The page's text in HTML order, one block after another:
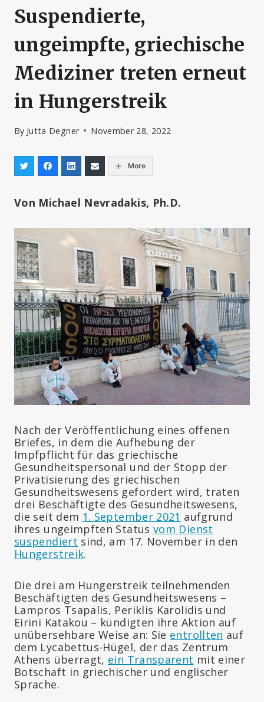
Suspendierte,
ungeimpfte, griechische
Mediziner treten erneut
in Hungerstreik
By Jutta Degner November 28, 2022
More
Von Michael Nevradakis, Ph.D.
Nach der Veröffentlichung eines offenen
Briefes, in dem die Aufhebung der
Impfpflicht für das griechische
Gesundheitspersonal und der Stopp der
Privatisierung des griechischen
Gesundheitswesens gefordert wird, traten
drei Beschäftigte des Gesundheitswesens,
die seit dem 1. September 2021 aufgrund
ihres ungeimpften Status vom Dienst
suspendiert sind, am 17. November in den
Hungerstreik.
Die drei am Hungerstreik teilnehmenden
Beschäftigten des Gesundheitswesens –
Lampros Tsapalis, Periklis Karolidis und
Eirini Katakou – kündigten ihre Aktion auf
unübersehbare Weise an: Sie entrollten auf
dem Lycabettus-Hügel, der das Zentrum
Athens überragt, ein Transparent mit einer
Botschaft in griechischer und englischer
Sprache.